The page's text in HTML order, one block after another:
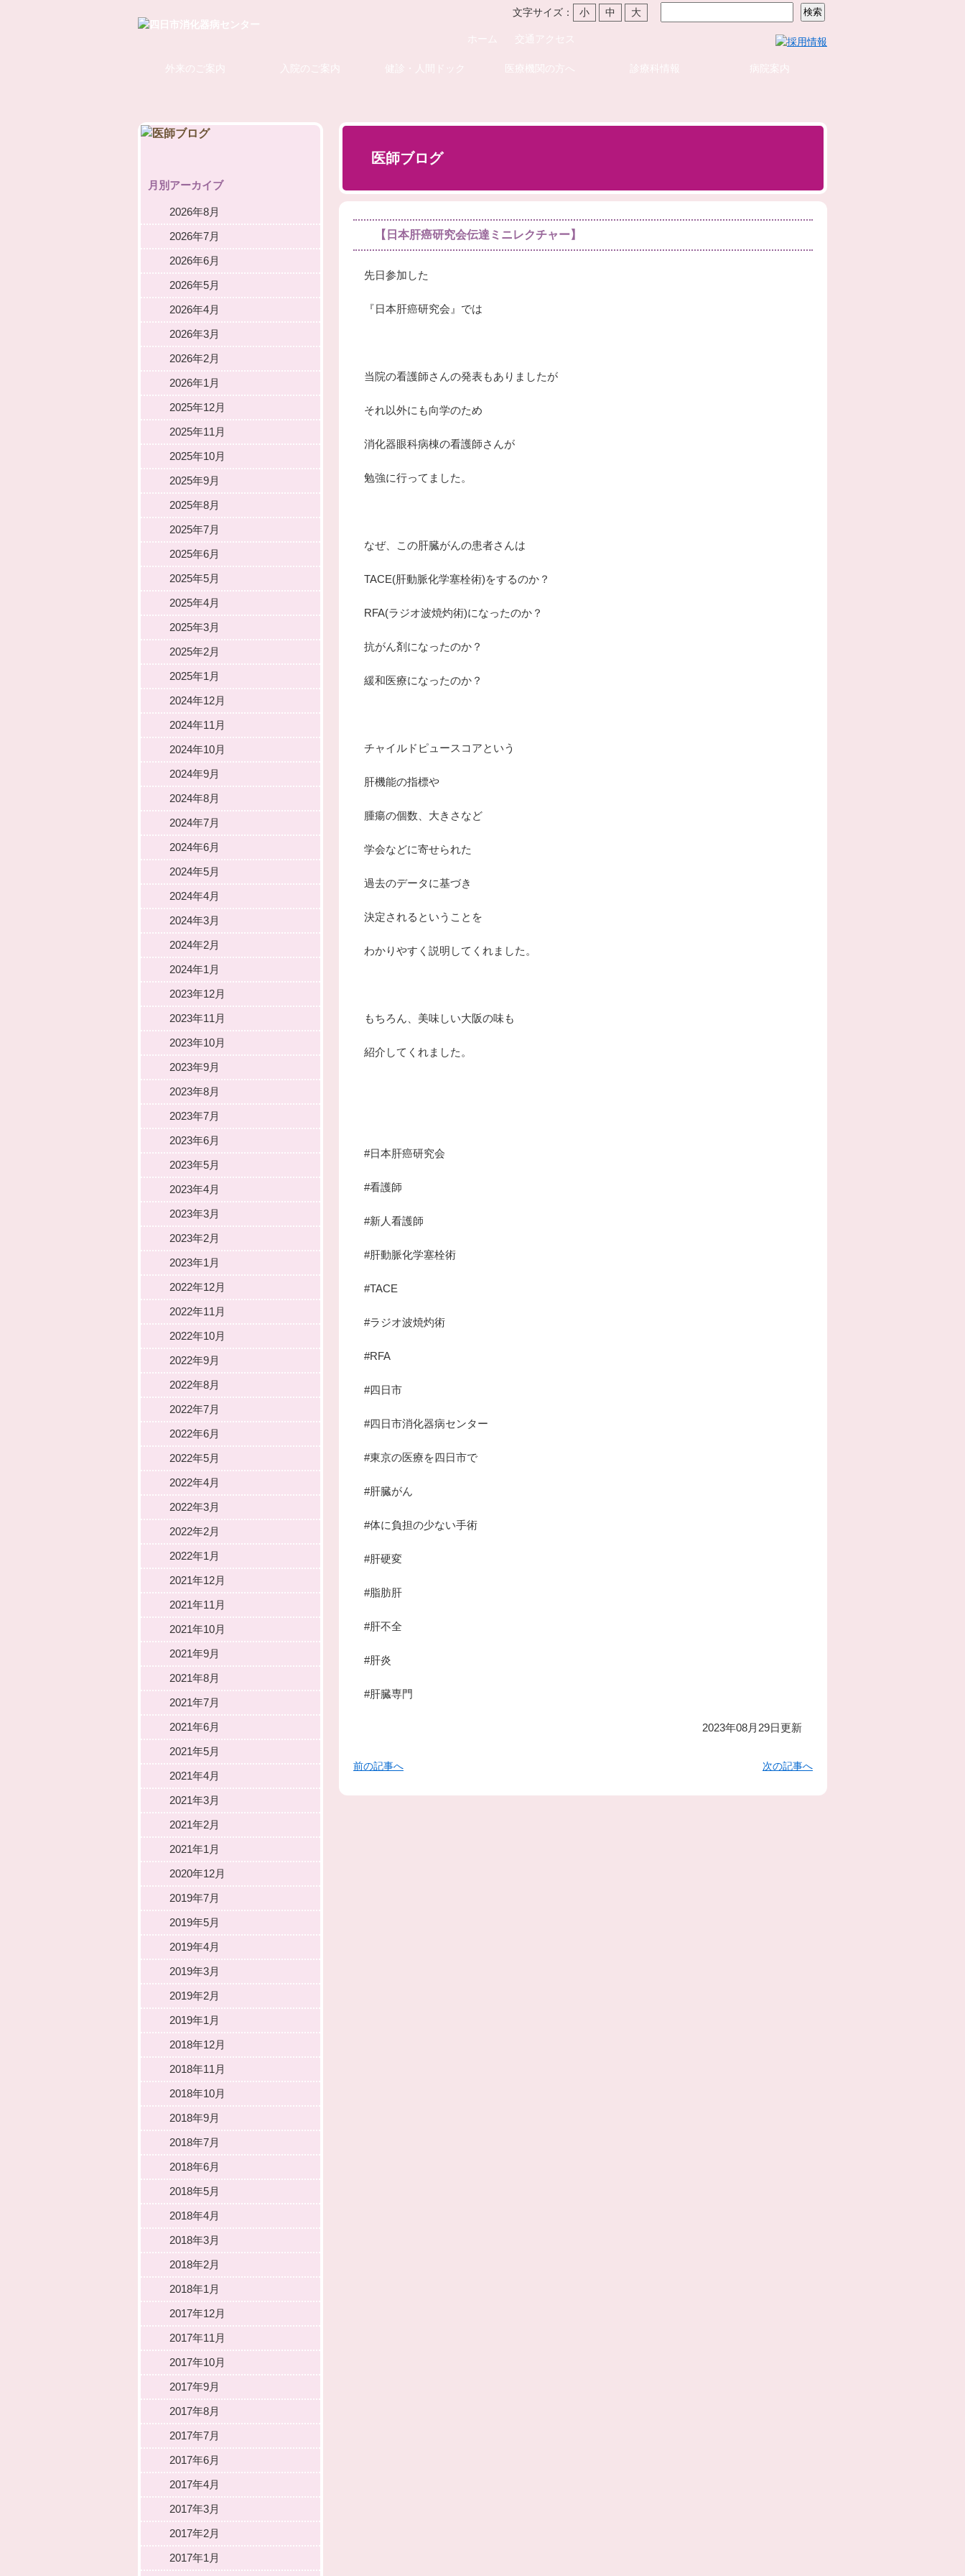
文字サイズ： 小 中 大
ホーム 交通アクセス
外来のご案内 入院のご案内 健診・人間ドック 医療機関の方へ 診療科情報 病院案内
医師ブログ
【日本肝癌研究会伝達ミニレクチャー】
先日参加した
『日本肝癌研究会』では
当院の看護師さんの発表もありましたが
それ以外にも向学のため
消化器眼科病棟の看護師さんが
勉強に行ってました。
なぜ、この肝臓がんの患者さんは
TACE(肝動脈化学塞栓術)をするのか？
RFA(ラジオ波焼灼術)になったのか？
抗がん剤になったのか？
緩和医療になったのか？
チャイルドピュースコアという
肝機能の指標や
腫瘍の個数、大きさなど
学会などに寄せられた
過去のデータに基づき
決定されるということを
わかりやすく説明してくれました。
もちろん、美味しい大阪の味も
紹介してくれました。
#日本肝癌研究会
#看護師
#新人看護師
#肝動脈化学塞栓術
#TACE
#ラジオ波焼灼術
#RFA
#四日市
#四日市消化器病センター
#東京の医療を四日市で
#肝臓がん
#体に負担の少ない手術
#肝硬変
#脂肪肝
#肝不全
#肝炎
#肝臓専門
2023年08月29日更新
前の記事へ 次の記事へ
月別アーカイブ
2026年8月
2026年7月
2026年6月
2026年5月
2026年4月
2026年3月
2026年2月
2026年1月
2025年12月
2025年11月
2025年10月
2025年9月
2025年8月
2025年7月
2025年6月
2025年5月
2025年4月
2025年3月
2025年2月
2025年1月
2024年12月
2024年11月
2024年10月
2024年9月
2024年8月
2024年7月
2024年6月
2024年5月
2024年4月
2024年3月
2024年2月
2024年1月
2023年12月
2023年11月
2023年10月
2023年9月
2023年8月
2023年7月
2023年6月
2023年5月
2023年4月
2023年3月
2023年2月
2023年1月
2022年12月
2022年11月
2022年10月
2022年9月
2022年8月
2022年7月
2022年6月
2022年5月
2022年4月
2022年3月
2022年2月
2022年1月
2021年12月
2021年11月
2021年10月
2021年9月
2021年8月
2021年7月
2021年6月
2021年5月
2021年4月
2021年3月
2021年2月
2021年1月
2020年12月
2019年7月
2019年5月
2019年4月
2019年3月
2019年2月
2019年1月
2018年12月
2018年11月
2018年10月
2018年9月
2018年7月
2018年6月
2018年5月
2018年4月
2018年3月
2018年2月
2018年1月
2017年12月
2017年11月
2017年10月
2017年9月
2017年8月
2017年7月
2017年6月
2017年4月
2017年3月
2017年2月
2017年1月